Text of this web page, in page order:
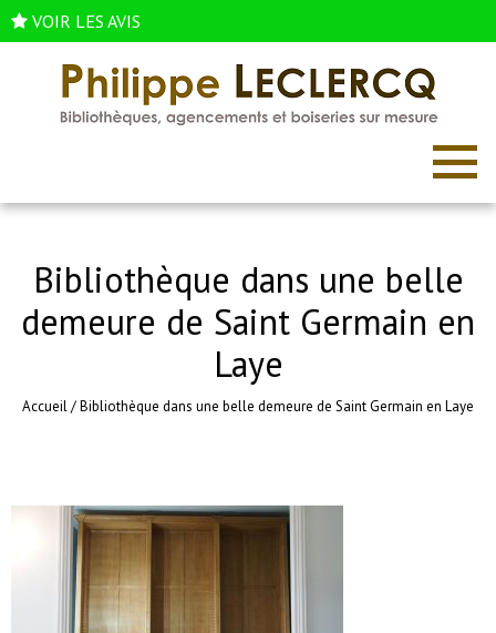
VOIR LES AVIS
Bibliothèque dans une belle
demeure de Saint Germain en
Laye
Accueil/Bibliothèque dans une belle demeure de Saint Germain en Laye